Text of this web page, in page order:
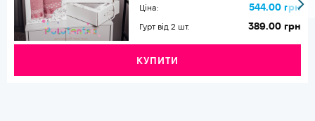
Ціна: 544.00 грн
Гурт від 2 шт. 389.00 грн
КУПИТИ